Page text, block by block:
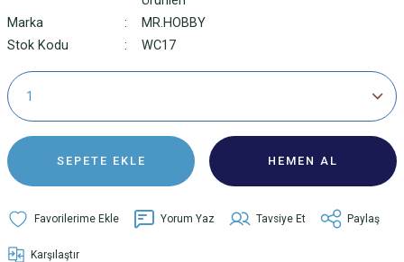
Marka
MR.HOBBY
Stok Kodu
WC17
SEPETE EKLE HEMEN AL
Yorum Yaz Tavsiye Et Paylaş
Karşılaştır